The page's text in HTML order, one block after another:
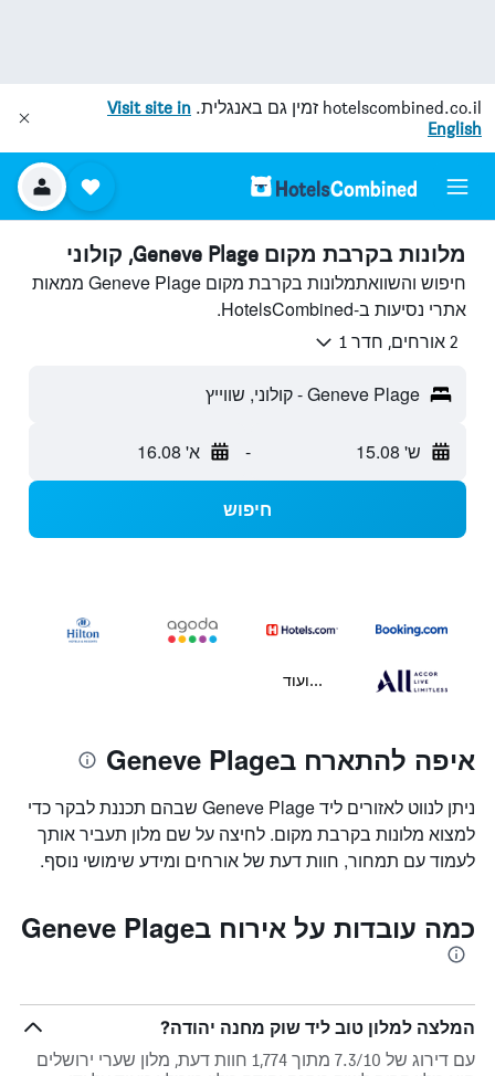
hotelscombined.co.il זמין גם באנגלית. Visit site in
English
מלונות בקרבת מקום Geneve Plage, קולוני
חיפוש והשוואתמלונות בקרבת מקום Geneve Plage ממאות
אתרי נסיעות ב-HotelsCombined.
2 אורחים, חדר 1
Geneve Plage - קולוני, שווייץ
ש' 15.08 - א' 16.08
חיפוש
...ועוד
איפה להתארח בGeneve Plage
ניתן לנווט לאזורים ליד Geneve Plage שבהם תכננת לבקר כדי
למצוא מלונות בקרבת מקום. לחיצה על שם מלון תעביר אותך
לעמוד עם תמחור, חוות דעת של אורחים ומידע שימושי נוסף.
כמה עובדות על אירוח בGeneve Plage
המלצה למלון טוב ליד שוק מחנה יהודה?
עם דירוג של 7.3/10 מתוך 1,774 חוות דעת, מלון שערי ירושלים